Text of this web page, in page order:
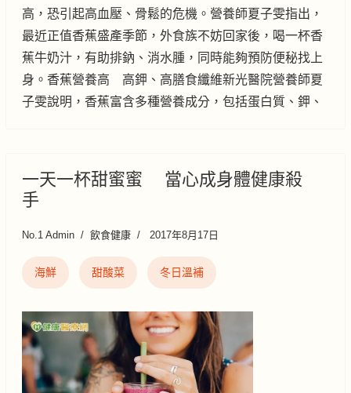
高，恐引起高血壓、骨鬆的危機。營養師夏子雯指出，
最近正值香蕉盛產季節，外食族不妨回家後，喝一杯香
蕉牛奶汁，有助排鈉、消水腫，同時能夠預防便秘找上
身。香蕉營養高 高鉀、高膳食纖維新光醫院營養師夏
子雯說明，香蕉富含多種營養成分，包括蛋白質、鉀、
一天一杯甜蜜蜜 當心成身體健康殺
手
No.1 Admin 飲食健康 2017年8月17日
海鮮 甜酸菜 冬日溫補